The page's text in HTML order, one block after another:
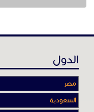
الدول